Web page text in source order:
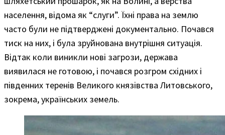
населення, відома як “слуги”. Їхні права на землю
часто були не підтверджені документально. Почався
тиск на них, і була зруйнована внутрішня ситуація.
Відтак коли виникли нові загрози, держава
виявилася не готовою, і почався розгром східних і
південних теренів Великого князівства Литовського,
зокрема, українських земель.